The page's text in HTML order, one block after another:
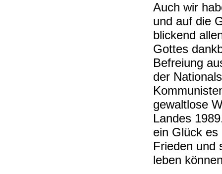
Auch wir
und auf die
blickend
Gottes
Befreiung
der
gewaltlose
Landes
ein Glück
Frieden und
leben